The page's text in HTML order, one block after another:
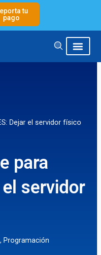
tu
pago
Dejar el servidor físico
para
el servidor
, Programación